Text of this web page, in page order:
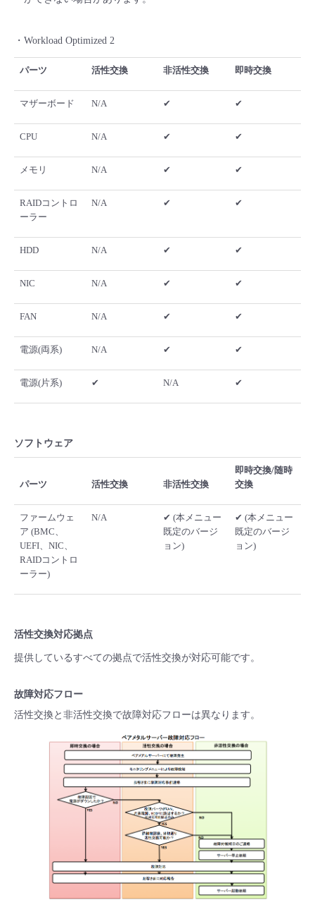
・Workload Optimized 2
パーツ 活性交換 非活性交換 即時交換
マザーボード N/A ✔ ✔
CPU N/A ✔ ✔
メモリ N/A ✔ ✔
RAIDコントロ
ーラー
N/A ✔ ✔
HDD N/A ✔ ✔
NIC N/A ✔ ✔
FAN N/A ✔ ✔
電源(両系) N/A ✔ ✔
電源(片系) ✔ N/A ✔
ソフトウェア
パーツ 活性交換 非活性交換
即時交換/随時
交換
ファームウェ
ア (BMC、
UEFI、NIC、
RAIDコントロ
ーラー)
N/A
✔ (本メニュー
既定のバージ
ョン)
✔ (本メニュー
既定のバージ
ョン)
活性交換対応拠点
提供しているすべての拠点で活性交換が対応可能です。
故障対応フロー
活性交換と非活性交換で故障対応フローは異なります。